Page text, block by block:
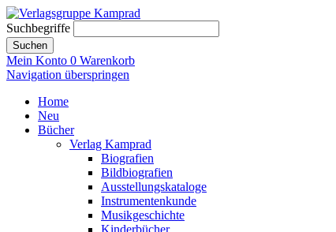
Suchbegriffe
Suchen
Mein Konto 0 Warenkorb
Navigation überspringen
Home
Neu
Bücher
Verlag Kamprad
Biografien
Bildbiografien
Ausstellungskataloge
Instrumentenkunde
Musikgeschichte
Kinderbücher